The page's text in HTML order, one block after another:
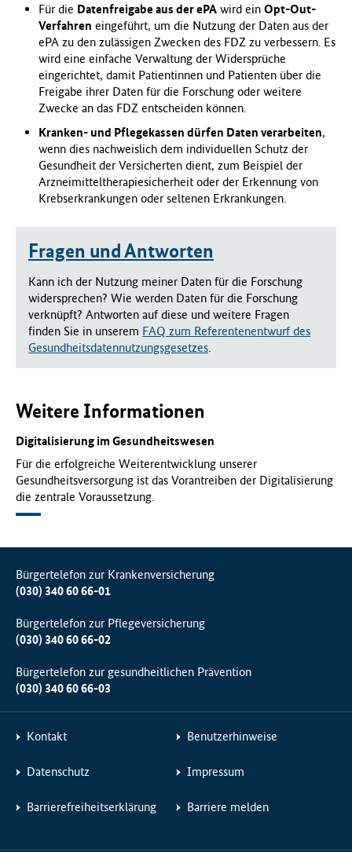
Für die Datenfreigabe aus der ePAwird ein Opt-Out-
Verfahren eingeführt, um die Nutzung der Daten aus der
ePA zu den zulässigen Zwecken des FDZ zu verbessern. Es
wird eine einfache Verwaltung der Widersprüche
eingerichtet, damit Patientinnen und Patienten über die
Freigabe ihrer Daten für die Forschung oder weitere
Zwecke an das FDZ entscheiden können.
Kranken- und Pflegekassen dürfen Daten verarbeiten,
wenn dies nachweislich dem individuellen Schutz der
Gesundheit der Versicherten dient, zum Beispiel der
Arzneimitteltherapiesicherheit oder der Erkennung von
Krebserkrankungen oder seltenen Erkrankungen.
Fragen und Antworten
Kann ich der Nutzung meiner Daten für die Forschung
widersprechen? Wie werden Daten für die Forschung
verknüpft? Antworten auf diese und weitere Fragen
finden Sie in unserem FAQ zum Referentenentwurf des
Gesundheitsdatennutzungsgesetzes.
Weitere Informationen
Digitalisierung im Gesundheitswesen
Für die erfolgreiche Weiterentwicklung unserer
Gesundheitsversorgung ist das Vorantreiben der Digitalisierung
die zentrale Voraussetzung.
Bürgertelefon zur Krankenversicherung
(030) 340 60 66-01
Bürgertelefon zur Pflegeversicherung
(030) 340 60 66-02
Bürgertelefon zur gesundheitlichen Prävention
(030) 340 60 66-03
Kontakt Benutzerhinweise
Datenschutz Impressum
Barrierefreiheitserklärung Barriere melden